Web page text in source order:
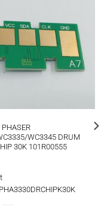
PHASER
WC3345 DRUM
30K 101R00555